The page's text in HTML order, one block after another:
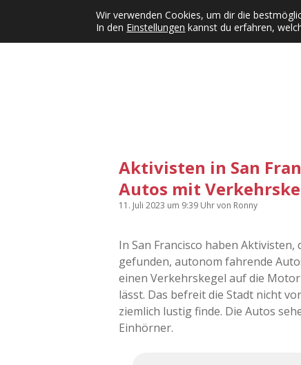
Kategorien Dropdown-Menü öffnen
KFMW-Disco Dates
Aktivisten in San
Autos mit
11. Juli 2023 um 9:39 Uhrvon Ronny
In San Francisco haben
gefunden, autonom fahrende
einen Verkehrskegel auf die
lässt. Das befreit die Stadt nicht
ziemlich lustig finde. Die Autos
Einhörner.
Wir verwenden Cookies, um dir die
In den Einstellungen kannst du erfahren,